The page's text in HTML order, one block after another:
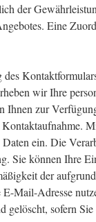
der
Eine
wir Ihre
Ihnen zur
ein. Die
Sie können Ihre
der
Mail-Adresse
gelöscht, sofern